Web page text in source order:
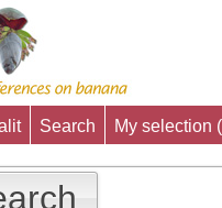
Search My selection (